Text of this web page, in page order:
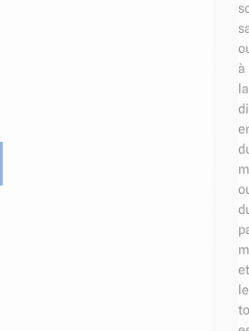
à
la
et
le